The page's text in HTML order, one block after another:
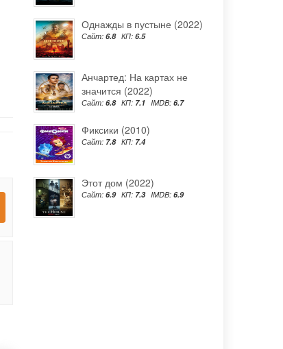
Однажды в пустыне (2022)
Сайт: 6.8 КП: 6.5
Анчартед: На картах не
значится (2022)
Сайт: 6.8 КП: 7.1 IMDB: 6.7
Фиксики (2010)
Сайт: 7.8 КП: 7.4
Этот дом (2022)
Сайт: 6.9 КП: 7.3 IMDB: 6.9